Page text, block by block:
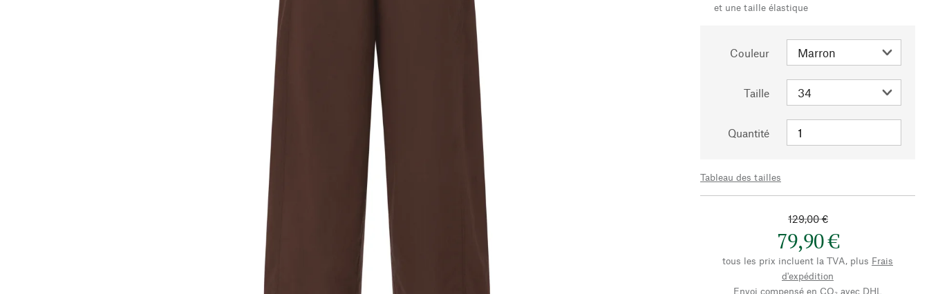
et une taille élastique
Couleur
Taille
Quantité
Tableau des tailles
129,00 €
79,90 €
tous les prix incluent la TVA, plus Frais
d'expédition
Envoi compensé en CO₂ avec DHL